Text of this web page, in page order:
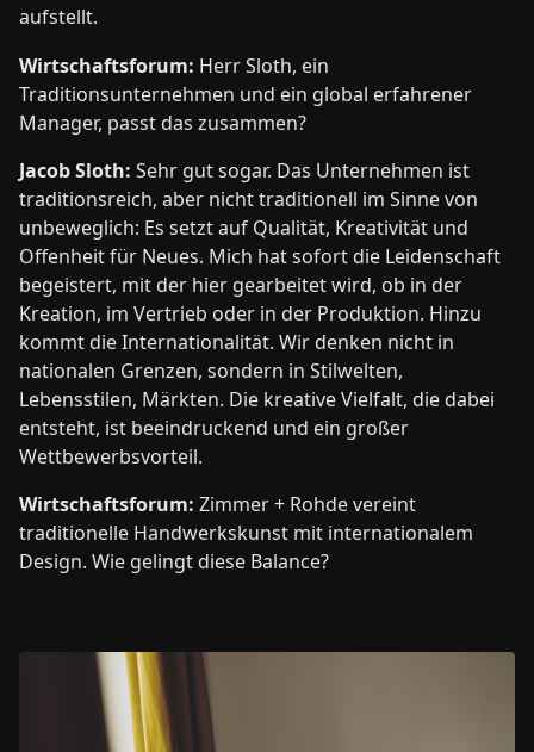
aufstellt.
Wirtschaftsforum: Herr Sloth, ein
Traditionsunternehmen und ein global erfahrener
Manager, passt das zusammen?
Jacob Sloth: Sehr gut sogar. Das Unternehmen ist
traditionsreich, aber nicht traditionell im Sinne von
unbeweglich: Es setzt auf Qualität, Kreativität und
Offenheit für Neues. Mich hat sofort die Leidenschaft
begeistert, mit der hier gearbeitet wird, ob in der
Kreation, im Vertrieb oder in der Produktion. Hinzu
kommt die Internationalität. Wir denken nicht in
nationalen Grenzen, sondern in Stilwelten,
Lebensstilen, Märkten. Die kreative Vielfalt, die dabei
entsteht, ist beeindruckend und ein großer
Wettbewerbsvorteil.
Wirtschaftsforum: Zimmer + Rohde vereint
traditionelle Handwerkskunst mit internationalem
Design. Wie gelingt diese Balance?